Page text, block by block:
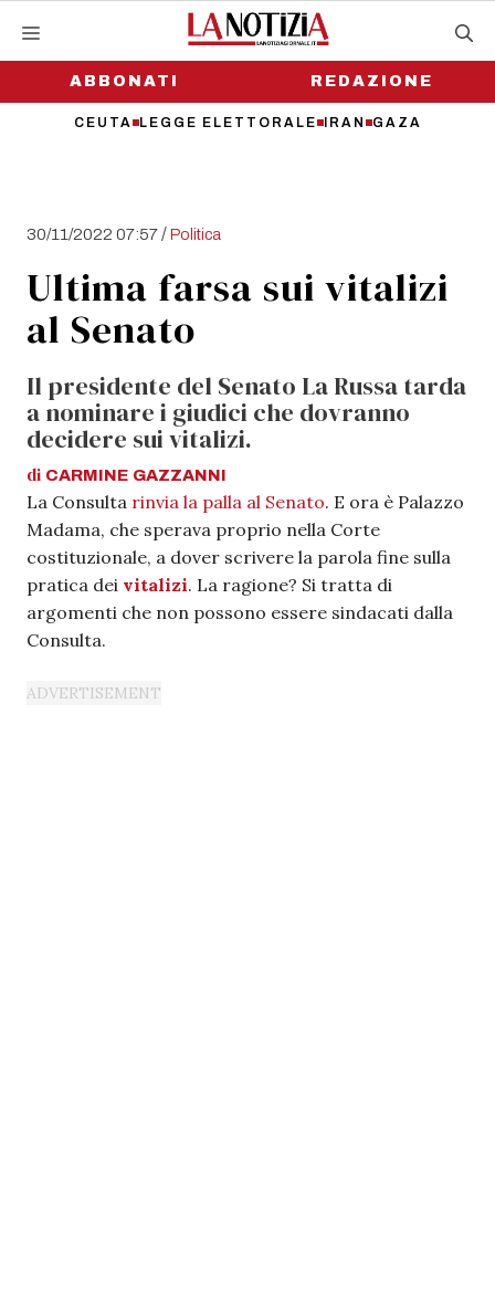
contenutoABBONATI
CEUTA LEGGE ELETTORALE IRAN GAZA
REDAZIONE
30/11/2022 07:57/Politica
Ultima farsa sui vitalizi
al Senato
Il presidente del Senato La Russa tarda
a nominare i giudici che dovranno
decidere sui vitalizi.
di CARMINE GAZZANNI
La Consulta rinvia la palla al Senato. E ora è Palazzo
Madama, che sperava proprio nella Corte
costituzionale, a dover scrivere la parola fine sulla
pratica dei vitalizi. La ragione? Si tratta di
argomenti che non possono essere sindacati dalla
Consulta.